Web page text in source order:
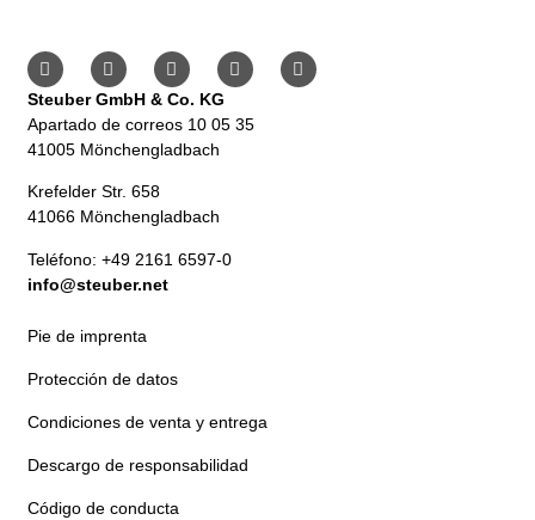
Steuber GmbH & Co. KG
Apartado de correos 10 05 35
41005 Mönchengladbach
Krefelder Str. 658
41066 Mönchengladbach
Teléfono: +49 2161 6597-0
info@steuber.net
Pie de imprenta
Protección de datos
Condiciones de venta y entrega
Descargo de responsabilidad
Código de conducta